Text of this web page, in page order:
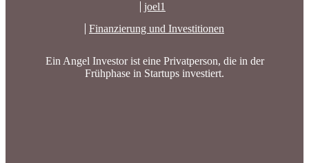
joel1
Finanzierung und Investitionen
Ein Angel Investor ist eine Privatperson, die in der
Frühphase in Startups investiert.